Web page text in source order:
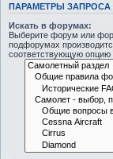
ПАРАМЕТРЫ ЗАПРОСА
Искать в форумах:
Выберите форум или
подфорумах
соответствующую опцию